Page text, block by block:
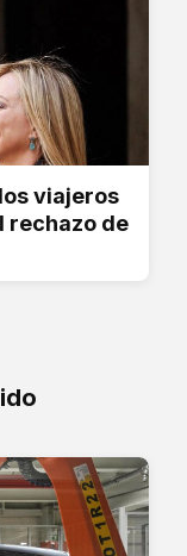
viajeros
rechazo de